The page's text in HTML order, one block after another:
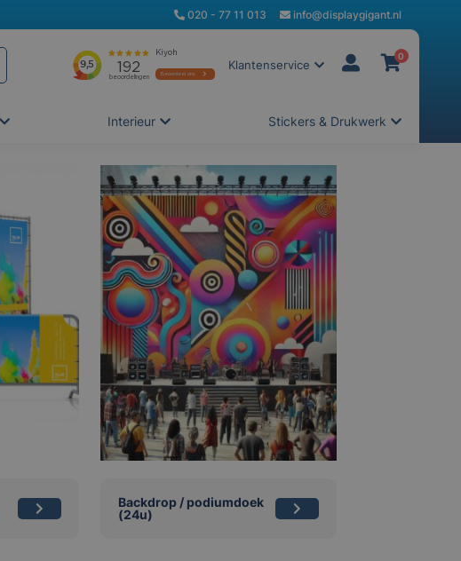
020 - 77 11 013 info@displaygigant.nl
Klantenservice
0
Interieur Stickers & Drukwerk
Backdrop / podiumdoek
(24u)